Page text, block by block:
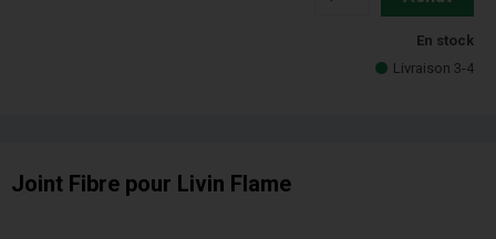
En stock
Livraison 3-4
Joint Fibre pour Livin Flame